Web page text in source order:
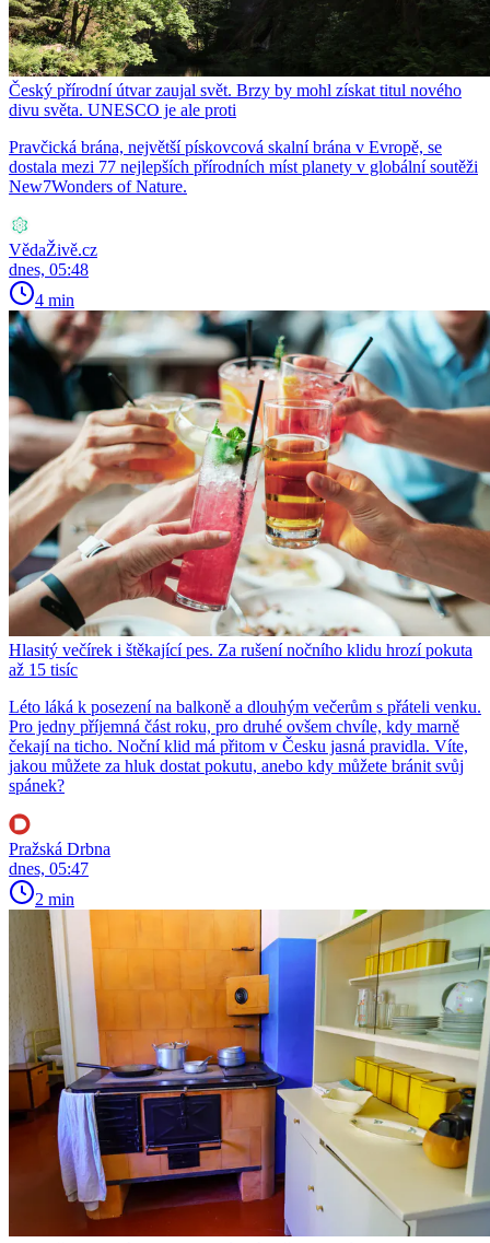
Český přírodní útvar zaujal svět. Brzy by mohl získat titul nového
divu světa. UNESCO je ale proti
Pravčická brána, největší pískovcová skalní brána v Evropě, se
dostala mezi 77 nejlepších přírodních míst planety v globální soutěži
New7Wonders of Nature.
VědaŽivě.cz
dnes, 05:48
4 min
Hlasitý večírek i štěkající pes. Za rušení nočního klidu hrozí pokuta
až 15 tisíc
Léto láká k posezení na balkoně a dlouhým večerům s přáteli venku.
Pro jedny příjemná část roku, pro druhé ovšem chvíle, kdy marně
čekají na ticho. Noční klid má přitom v Česku jasná pravidla. Víte,
jakou můžete za hluk dostat pokutu, anebo kdy můžete bránit svůj
spánek?
Pražská Drbna
dnes, 05:47
2 min